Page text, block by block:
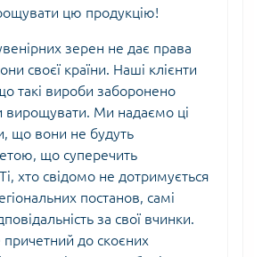
цю продукцію!
зерен не дає права
своєї країни. Наші клієнти
такі вироби заборонено
вирощувати. Ми надаємо ці
що вони не будуть
що суперечить
хто свідомо не дотримується
постанов, самі
за свої вчинки.
до скоєних